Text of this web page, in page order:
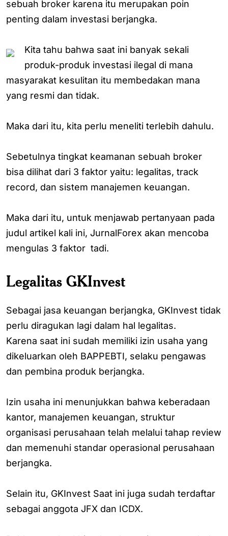
sebuah broker karena itu merupakan poin
penting dalam investasi berjangka.
Kita tahu bahwa saat ini banyak sekali
produk-produk investasi ilegal di mana
masyarakat kesulitan itu membedakan mana
yang resmi dan tidak.
Maka dari itu, kita perlu meneliti terlebih dahulu.
Sebetulnya tingkat keamanan sebuah broker
bisa dilihat dari 3 faktor yaitu: legalitas, track
record, dan sistem manajemen keuangan.
Maka dari itu, untuk menjawab pertanyaan pada
judul artikel kali ini, JurnalForex akan mencoba
mengulas 3 faktor tadi.
Legalitas GKInvest
Sebagai jasa keuangan berjangka, GKInvest tidak
perlu diragukan lagi dalam hal legalitas.
Karena saat ini sudah memiliki izin usaha yang
dikeluarkan oleh BAPPEBTI, selaku pengawas
dan pembina produk berjangka.
Izin usaha ini menunjukkan bahwa keberadaan
kantor, manajemen keuangan, struktur
organisasi perusahaan telah melalui tahap review
dan memenuhi standar operasional perusahaan
berjangka.
Selain itu, GKInvest Saat ini juga sudah terdaftar
sebagai anggota JFX dan ICDX.